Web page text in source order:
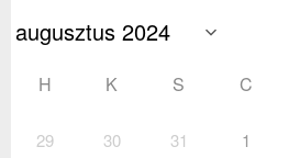
H K S C
29 30 31 1